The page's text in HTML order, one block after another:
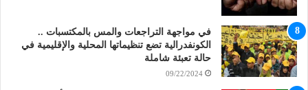
في مواجهة التراجعات والمس بالمكتسبات ..
الكونفدرالية تضع تنظيماتها المحلية والإقليمية في
حالة تعبئة شاملة
09/22/2024